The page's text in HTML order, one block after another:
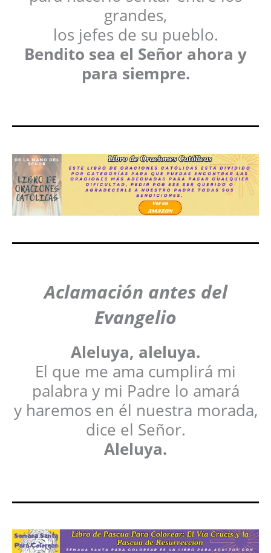
grandes,
los jefes de su pueblo.
Bendito sea el Señor ahora y
para siempre.
Aclamación antes del
Evangelio
Aleluya, aleluya.
El que me ama cumplirá mi
palabra y mi Padre lo amará
y haremos en él nuestra morada,
dice el Señor.
Aleluya.